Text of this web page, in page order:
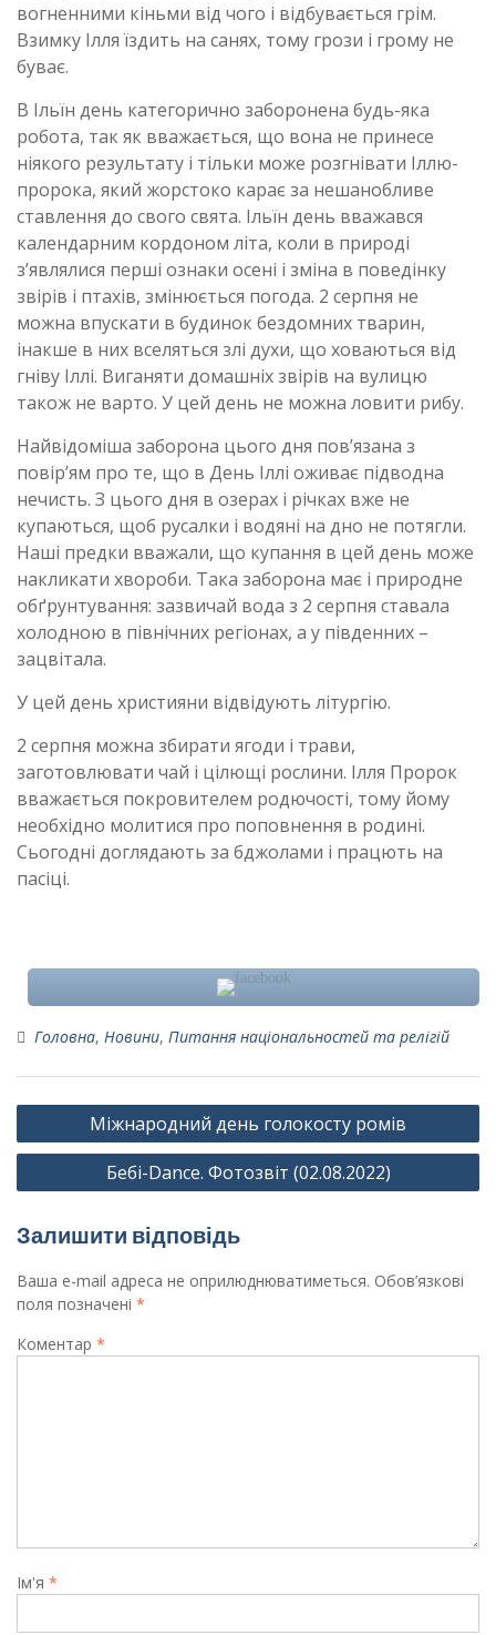
вогненними кіньми від чого і відбувається грім.
Взимку Ілля їздить на санях, тому грози і грому не
буває.
В Ільїн день категорично заборонена будь-яка
робота, так як вважається, що вона не принесе
ніякого результату і тільки може розгнівати Іллю-
пророка, який жорстоко карає за нешанобливе
ставлення до свого свята. Ільїн день вважався
календарним кордоном літа, коли в природі
з’являлися перші ознаки осені і зміна в поведінку
звірів і птахів, змінюється погода. 2 серпня не
можна впускати в будинок бездомних тварин,
інакше в них вселяться злі духи, що ховаються від
гніву Іллі. Виганяти домашніх звірів на вулицю
також не варто. У цей день не можна ловити рибу.
Найвідоміша заборона цього дня пов’язана з
повір’ям про те, що в День Іллі оживає підводна
нечисть. З цього дня в озерах і річках вже не
купаються, щоб русалки і водяні на дно не потягли.
Наші предки вважали, що купання в цей день може
накликати хвороби. Така заборона має і природне
обґрунтування: зазвичай вода з 2 серпня ставала
холодною в північних регіонах, а у південних –
зацвітала.
У цей день християни відвідують літургію.
2 серпня можна збирати ягоди і трави,
заготовлювати чай і цілющі рослини. Ілля Пророк
вважається покровителем родючості, тому йому
необхідно молитися про поповнення в родині.
Сьогодні доглядають за бджолами і працють на
пасіці.
Головна, Новини, Питання національностей та релігій
Навігація
записів
Міжнародний день голокосту ромів
Бебі-Dance. Фотозвіт (02.08.2022)
Залишити відповідь
Ваша e-mail адреса не оприлюднюватиметься. Обов’язкові
поля позначені *
Коментар *
Ім'я *